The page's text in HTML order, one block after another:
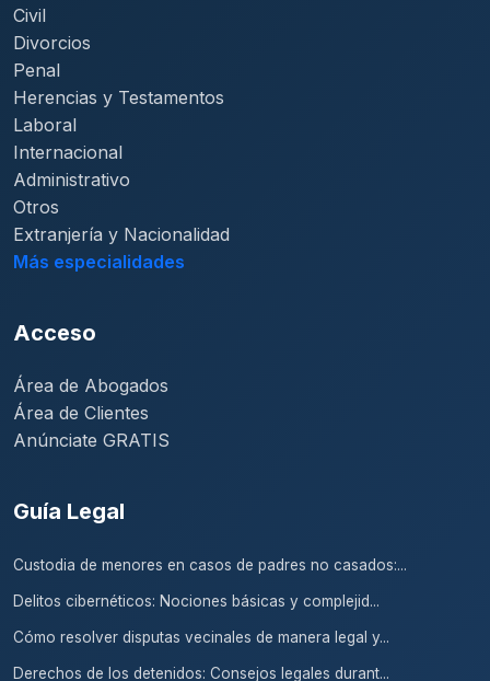
Civil
Divorcios
Penal
Herencias y Testamentos
Laboral
Internacional
Administrativo
Otros
Extranjería y Nacionalidad
Más especialidades
Acceso
Área de Abogados
Área de Clientes
Anúnciate GRATIS
Guía Legal
Custodia de menores en casos de padres no casados:...
Delitos cibernéticos: Nociones básicas y complejid...
Cómo resolver disputas vecinales de manera legal y...
Derechos de los detenidos: Consejos legales durant...